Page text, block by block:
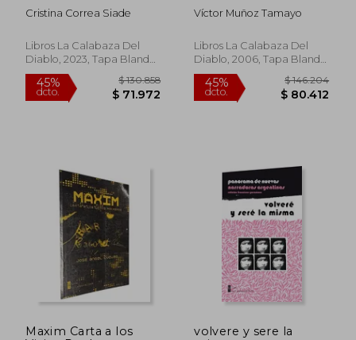
Cristina Correa Siade
Libros La Calabaza Del
Diablo, 2023, Tapa Blanda,
Nuevo
Víctor Muñoz Tamayo
Libros La Calabaza Del
Diablo, 2006, Tapa Blanda,
Nuevo
Maxim Carta a los
volvere y sere la